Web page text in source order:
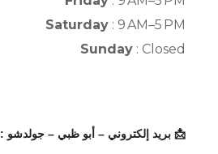
Saturday : 9 AM–5 PM
Sunday : Closed
📩 بريد إلكتروني – أبو ظبي – جولدشو :